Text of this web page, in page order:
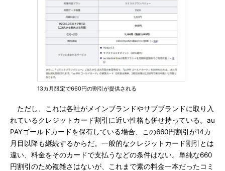
13カ月限定で660円の割引が提供される
ただし、これは各社がメインブランドやサブブランドに取り入
れているクレジットカード割引に近い性格も併せ持っている。au
PAYゴールドカードを保有している場合、この660円割引が14カ
月目以降も継続するからだ。一般的なクレジットカード割引とは
違い、料金をそのカードで支払うなどの条件はない。単純な660
円割引のため複雑さはないが、これまで素の料金一本だったコミ